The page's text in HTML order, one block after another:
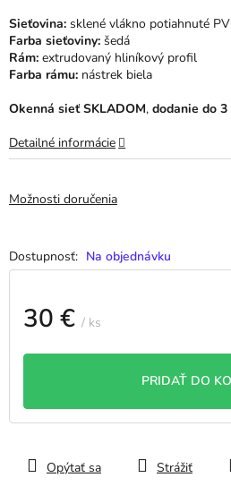
Na objednávku
Možnosti doručenia
30 € / ks
PRIDAŤ DO
Sieťovina: sklené vlákno potiahnuté
Farba sieťoviny: šedá
Rám: extrudovaný hliníkový profil
Farba rámu: nástrek biela
Okenná sieť SKLADOM, dodanie do 3
Detailné informácie
Opýtať sa Strážiť